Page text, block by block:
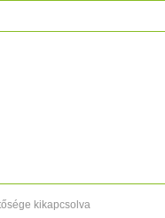
kikapcsolva